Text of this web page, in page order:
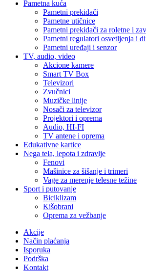
Pametna kuća
Pametni prekidači
Pametne utičnice
Pametni prekidači za roletne i
Pametni regulatori osvetljenja i
Pametni uređaji i senzor
TV, audio, video
Akcione kamere
Smart TV Box
Televizori
Zvučnici
Muzičke linije
Nosači za televizor
Projektori i oprema
Audio, HI-FI
TV antene i oprema
Edukativne kartice
Nega tela, lepota i zdravlje
Fenovi
Mašinice za šišanje i trimeri
Vage za merenje telesne težine
Sport i putovanje
Biciklizam
Kišobrani
Oprema za vežbanje
Akcije
Način plaćanja
Isporuka
Podrška
Kontakt